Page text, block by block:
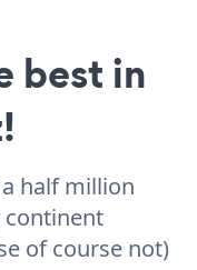
best in
half million
continent
of course not)